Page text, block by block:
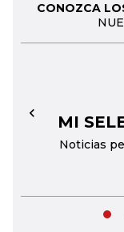
CONOZCA
MI
Noticias
←